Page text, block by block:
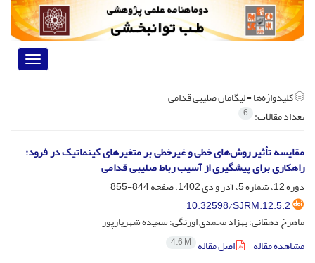
Toggle
کلیدواژه‌ها =لیگامان صلیبی قدامی
تعداد مقالات: 6
مقایسه تأثیر روش‌های خطی و غیرخطی بر متغیرهای کینماتیک در فرود:
راهکاری برای پیشگیری از آسیب رباط صلیبی قدامی
دوره 12، شماره 5، آذر و دی 1402، صفحه
844-855
10.32598/SJRM.12.5.2
ماهرخ دهقانی؛ بهزاد محمدی اورنگی؛ سعیده شهریارپور
مشاهده مقاله
اصل مقاله 4.6 M